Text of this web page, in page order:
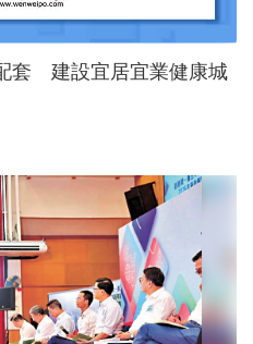
套 建設宜居宜業健康城